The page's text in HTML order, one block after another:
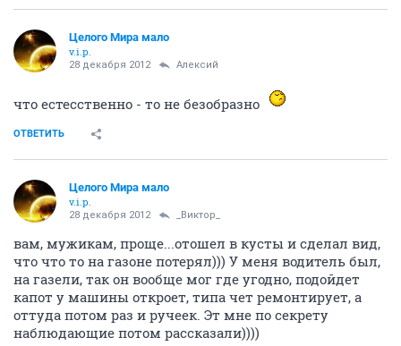
Целого Мира мало
v.i.p.
28 декабря 2012 Алексий
что естесственно - то не безобразно
ОТВЕТИТЬ
Целого Мира мало
v.i.p.
28 декабря 2012 _Виктор_
вам, мужикам, проще...отошел в кусты и сделал вид,
что что то на газоне потерял))) У меня водитель был,
на газели, так он вообще мог где угодно, подойдет
капот у машины откроет, типа чет ремонтирует, а
оттуда потом раз и ручеек. Эт мне по секрету
наблюдающие потом рассказали))))